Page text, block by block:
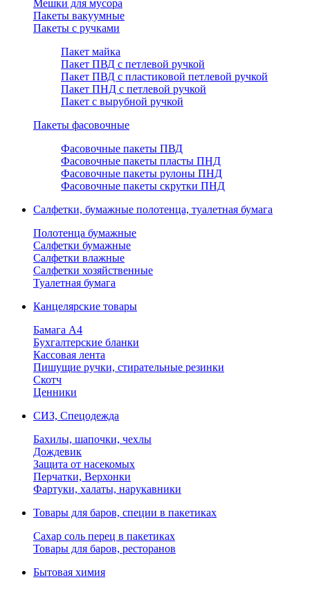
Мешки для мусора
Пакеты вакуумные
Пакеты с ручками
Пакет майка
Пакет ПВД с петлевой ручкой
Пакет ПВД с пластиковой петлевой ручкой
Пакет ПНД с петлевой ручкой
Пакет с вырубной ручкой
Пакеты фасовочные
Фасовочные пакеты ПВД
Фасовочные пакеты пласты ПНД
Фасовочные пакеты рулоны ПНД
Фасовочные пакеты скрутки ПНД
Салфетки, бумажные полотенца, туалетная бумага
Полотенца бумажные
Салфетки бумажные
Салфетки влажные
Салфетки хозяйственные
Туалетная бумага
Канцелярские товары
Бамага А4
Бухгалтерские бланки
Кассовая лента
Пишущие ручки, стирательные резинки
Скотч
Ценники
СИЗ, Спецодежда
Бахилы, шапочки, чехлы
Дождевик
Защита от насекомых
Перчатки, Верхонки
Фартуки, халаты, нарукавники
Товары для баров, специи в пакетиках
Сахар соль перец в пакетиках
Товары для баров, ресторанов
Бытовая химия